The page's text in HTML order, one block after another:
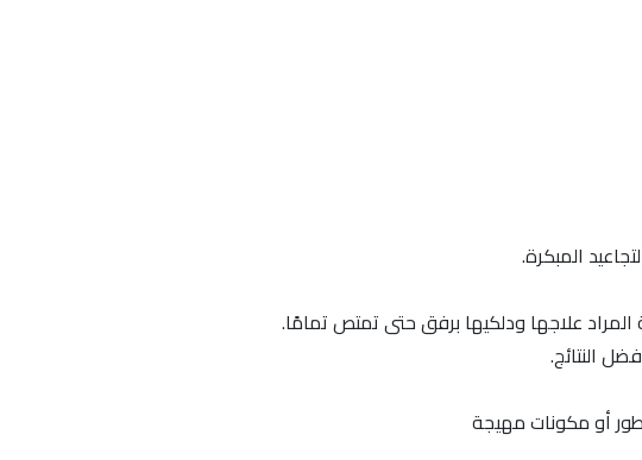
المبكرة.
علاجها ودلكيها برفق حتى تمتص تمامًا.
النتائج.
أو مكونات مهيجة